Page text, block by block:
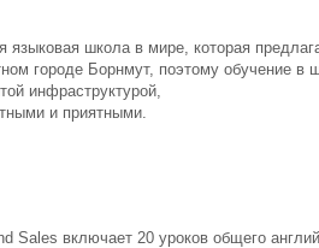
школа в мире, которая
городе Борнмут, поэтому обучение в
инфраструктурой,
и приятными.
Sales включает 20 уроков общего